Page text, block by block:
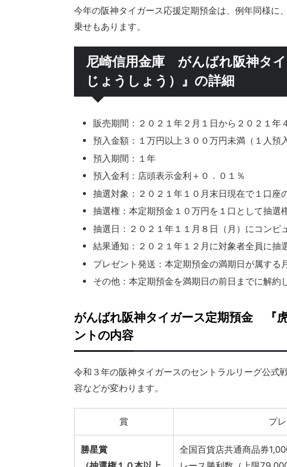
今年の阪神タイガース応援定期預金は、例年同様に
乗せもあります。
尼崎信用金庫 がんばれ阪神タ
じょうしょう）』の詳細
販売期間：２０２１年２月１日から２０２１年
預入金額：１万円以上３００万円未満（１人預
預入期間：１年
預入金利：店頭表示金利＋０．０１％
抽選対象：２０２１年１０月末日現在で１口
抽選権：本定期預金１０万円を１口として抽選
抽選日：２０２１年１１月８日（月）にコンピ
結果通知：２０２１年１２月に対象者全員に抽
プレゼント発送：本定期預金の満期日が属する
その他：本定期預金を満期日の前日までに解約
がんばれ阪神タイガース定期預金 『
ントの内容
令和３年の阪神タイガースのセントラルリーグ公式
容などが変わります。
賞 プ
勝星賞
全国百貨店共通商品券